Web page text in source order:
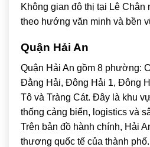
Không gian đô thị tại Lê Chân
theo hướng văn minh và bền
Quận Hải An
Quận Hải An gồm 8 phường:
Đằng Hải, Đông Hải 1, Đông
Tô và Tràng Cát. Đây là khu
thống cảng biển, logistics và
Trên bản đồ hành chính, Hải
thương quốc tế của thành